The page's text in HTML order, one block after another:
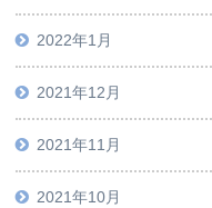
2022年1月
2021年12月
2021年11月
2021年10月